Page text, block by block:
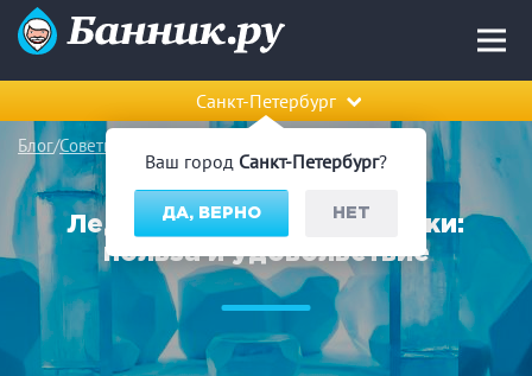
Ваш город Санкт-Петербург?
ДА, ВЕРНО НЕТ
Санкт-Петербург
Блог Советы парящимся
Ледяной грот после баньки:
польза и удовольствие